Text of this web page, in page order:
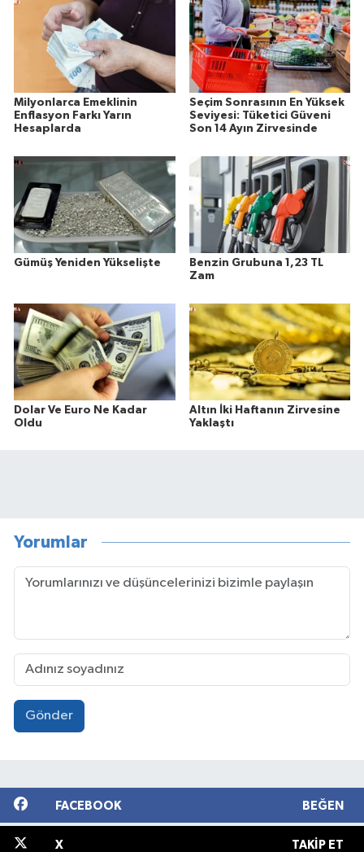
Milyonlarca Emeklinin
Enflasyon Farkı Yarın
Hesaplarda
Seçim Sonrasının En Yüksek
Seviyesi: Tüketici Güveni
Son 14 Ayın Zirvesinde
Gümüş Yeniden Yükselişte
Benzin Grubuna 1,23 TL
Zam
Dolar Ve Euro Ne Kadar
Oldu
Altın İki Haftanın Zirvesine
Yaklaştı
Yorumlar
Gönder
FACEBOOK BEĞEN
X TAKIP ET